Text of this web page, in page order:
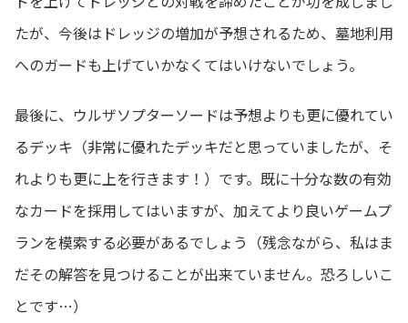
たが、今後はドレッジの増加が予想されるため、墓地利用
へのガードも上げていかなくてはいけないでしょう。
最後に、ウルザソプターソードは予想よりも更に優れてい
るデッキ（非常に優れたデッキだと思っていましたが、そ
れよりも更に上を行きます！）です。既に十分な数の有効
なカードを採用してはいますが、加えてより良いゲームプ
ランを模索する必要があるでしょう（残念ながら、私はま
だその解答を見つけることが出来ていません。恐ろしいこ
とです…）